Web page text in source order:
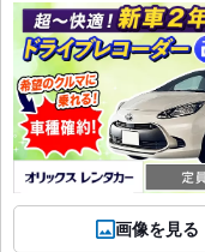
画像を見る